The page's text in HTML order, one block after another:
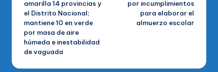
entradas
amarilla 14 provincias y
el Distrito Nacional;
mantiene 10 en verde
por masa de aire
húmeda e inestabilidad
de vaguada
por incumplimientos
para elaborar el
almuerzo escolar